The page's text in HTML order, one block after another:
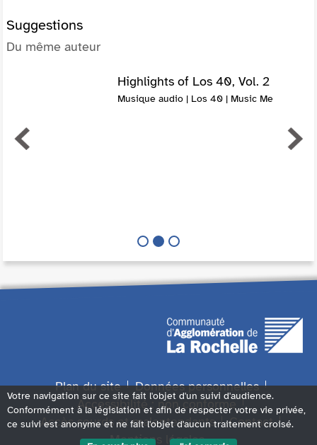
Suggestions
Du même auteur
Highlights of Los 40, Vol. 2
Musique audio | Los 40 | Music Me
Plan du site
Données personnelles
Accessibilité : non conforme
Accès sourds et malentendants
Contact
Mentions légales
Votre navigation sur ce site fait l'objet d'un suivi d'audience.
Conformément à la législation et afin de respecter votre vie privée,
ce suivi est anonyme et ne fait l'objet d'aucun traitement croisé.